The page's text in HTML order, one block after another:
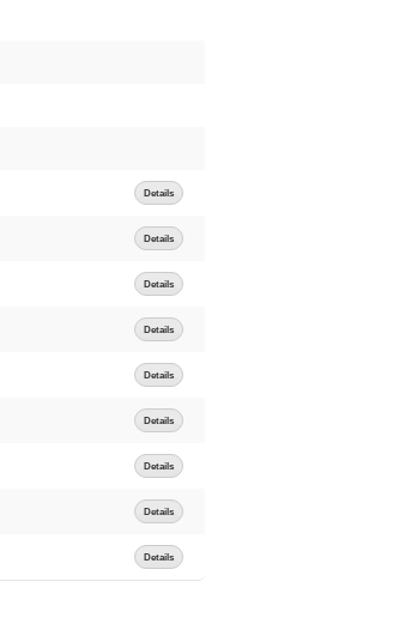
Details
Details
Details
Details
Details
Details
Details
Details
Details